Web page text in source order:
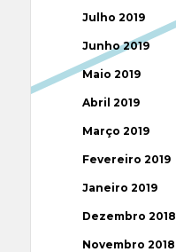
Julho 2019
Junho 2019
Maio 2019
Abril 2019
Março 2019
Fevereiro 2019
Janeiro 2019
Dezembro 2018
Novembro 2018